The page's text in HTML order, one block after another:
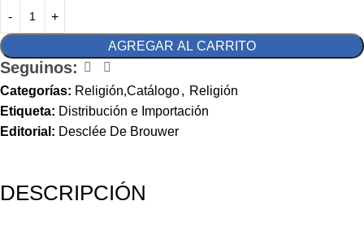
AGREGAR AL CARRITO
Seguinos:
Categorías: Religión,Catálogo, Religión
Etiqueta: Distribución e Importación
Editorial: Desclée De Brouwer
DESCRIPCIÓN